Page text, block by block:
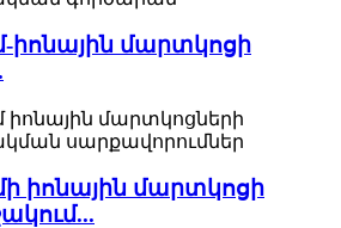
իոնային մարտկոցի
իոնային մարտկոցի